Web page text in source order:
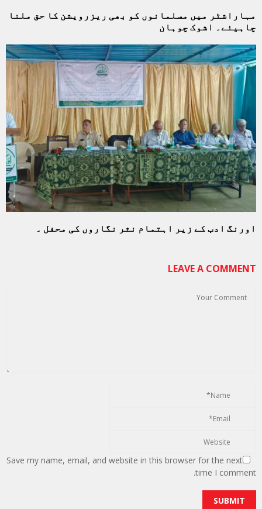
مہاراشٹر میں مسلمانوں کو بھی ریزرویشن کا حق ملنا
چاہیئے۔ اشوک چوہان
اورنگ ادب کے زیر اہتمام نثر نگاروں کی محفل ۔
LEAVE A COMMENT
Save my name, email, and website in this browser for the next
time I comment.